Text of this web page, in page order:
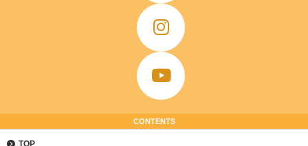
CONTENTS
TOP